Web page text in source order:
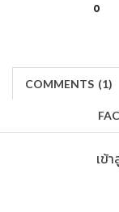
0
COMMENTS (1)
เข้